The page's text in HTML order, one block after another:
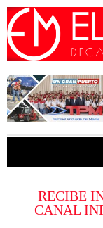
RECIBE
CANAL